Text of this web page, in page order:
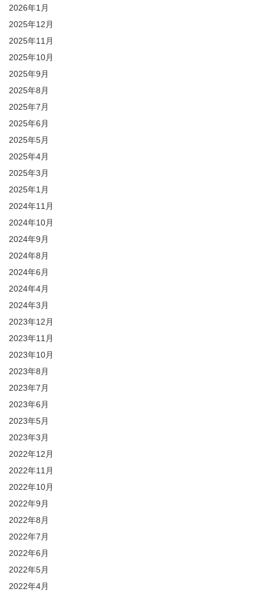
2026年1月
2025年12月
2025年11月
2025年10月
2025年9月
2025年8月
2025年7月
2025年6月
2025年5月
2025年4月
2025年3月
2025年1月
2024年11月
2024年10月
2024年9月
2024年8月
2024年6月
2024年4月
2024年3月
2023年12月
2023年11月
2023年10月
2023年8月
2023年7月
2023年6月
2023年5月
2023年3月
2022年12月
2022年11月
2022年10月
2022年9月
2022年8月
2022年7月
2022年6月
2022年5月
2022年4月